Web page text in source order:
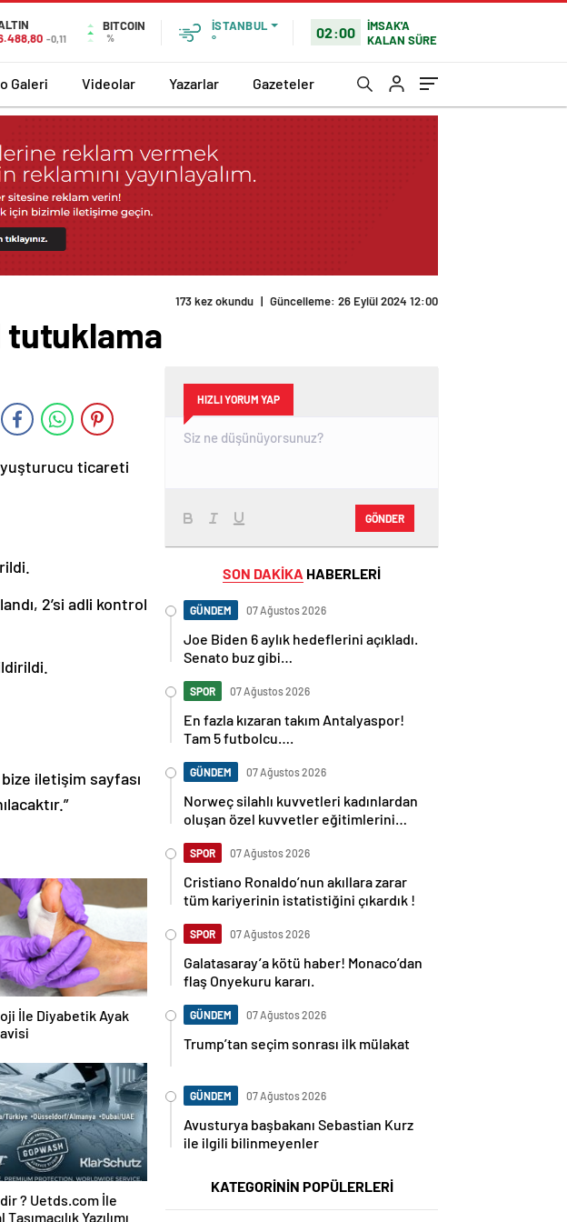
-0,11
BITCOIN
%
İSTANBUL
°
02:00
İMSAK'A
KALAN SÜRE
Galeri Videolar Yazarlar Gazeteler
173 kez okundu | Güncelleme: 26 Eylül 2024 12:00
tutuklama
ticareti
2’si adli kontrol
iletişim sayfası
İle Diyabetik Ayak
? Uetds.com İle
Yazılımı
HIZLI YORUM YAP
GÖNDER
SON DAKİKA HABERLERİ
GÜNDEM 07 Ağustos 2026
Joe Biden 6 aylık hedeflerini açıkladı.
Senato buz gibi…
SPOR 07 Ağustos 2026
En fazla kızaran takım Antalyaspor!
Tam 5 futbolcu….
GÜNDEM 07 Ağustos 2026
Norweç silahlı kuvvetleri kadınlardan
oluşan özel kuvvetler eğitimlerini
SPOR 07 Ağustos 2026
Cristiano Ronaldo’nun akıllara zarar
tüm kariyerinin istatistiğini çıkardık !
SPOR 07 Ağustos 2026
Galatasaray’a kötü haber! Monaco’dan
flaş Onyekuru kararı.
GÜNDEM 07 Ağustos 2026
Trump’tan seçim sonrası ilk mülakat
GÜNDEM 07 Ağustos 2026
Avusturya başbakanı Sebastian Kurz
ile ilgili bilinmeyenler
KATEGORİNİN POPÜLERLERİ